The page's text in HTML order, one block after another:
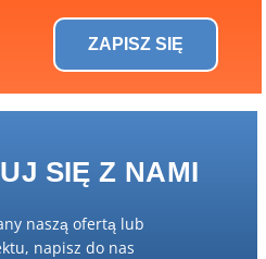
ZAPISZ SIĘ
SIĘ Z NAMI
naszą ofertą lub
napisz do nas